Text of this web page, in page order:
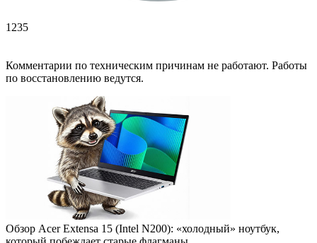
1235
Комментарии по техническим причинам не работают. Работы
по восстановлению ведутся.
Обзор Acer Extensa 15 (Intel N200): «холодный» ноутбук,